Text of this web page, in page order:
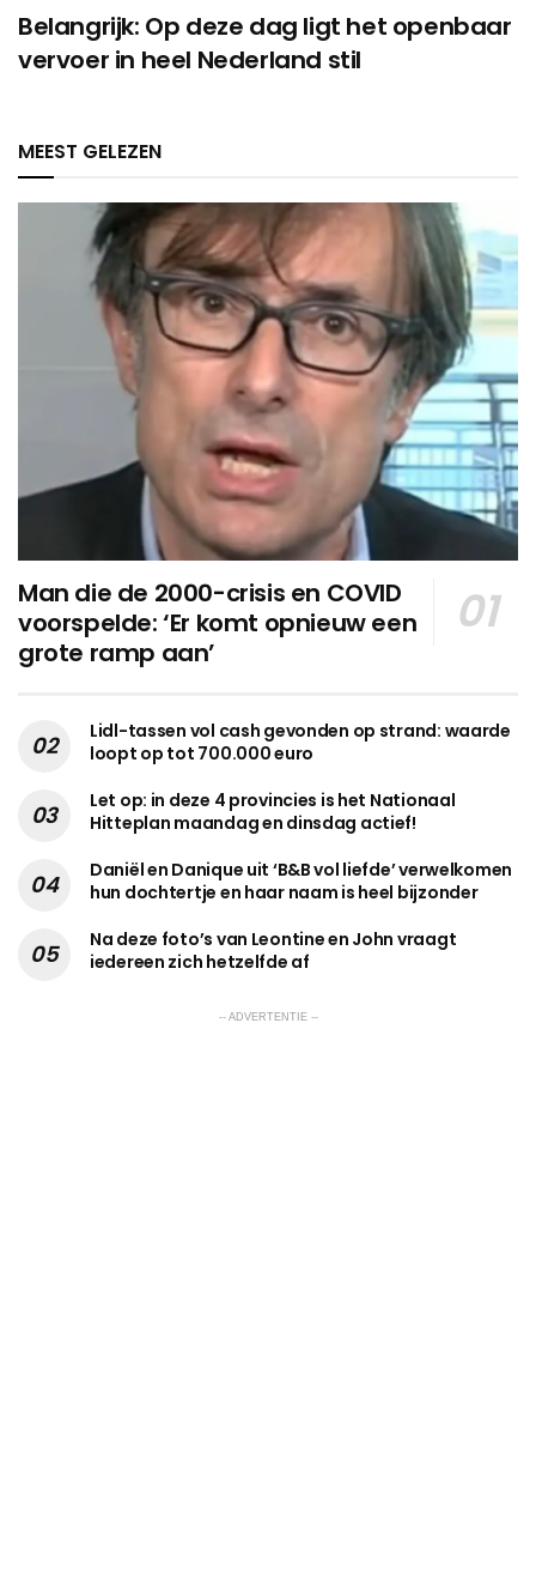
Belangrijk: Op deze dag ligt het openbaar
vervoer in heel Nederland stil
MEEST GELEZEN
Man die de 2000-crisis en COVID
voorspelde: ‘Er komt opnieuw een
grote ramp aan’
Lidl-tassen vol cash gevonden op strand: waarde
loopt op tot 700.000 euro
Let op: in deze 4 provincies is het Nationaal
Hitteplan maandag en dinsdag actief!
Daniël en Danique uit ‘B&B vol liefde’ verwelkomen
hun dochtertje en haar naam is heel bijzonder
Na deze foto’s van Leontine en John vraagt
iedereen zich hetzelfde af
-- ADVERTENTIE --